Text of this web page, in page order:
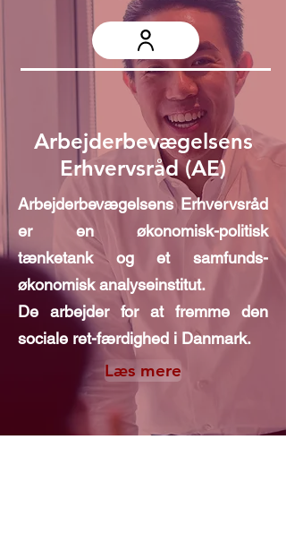
Arbejderbevægelsens
Erhvervsråd (AE)
Arbejderbevægelsens Erhvervsråd
er en økonomisk-politisk
tænketank og et samfunds-
økonomisk analyseinstitut.
De arbejder for at fremme den
sociale ret-færdighed i Danmark.
Læs mere